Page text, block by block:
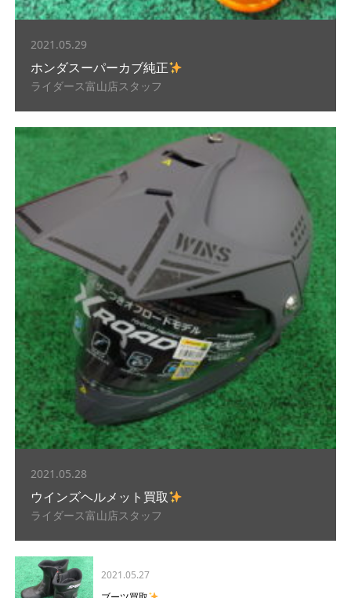
2021.05.29
ホンダスーパーカブ純正
ライダース富山店スタッフ
2021.05.28
ウインズヘルメット買取
ライダース富山店スタッフ
2021.05.27